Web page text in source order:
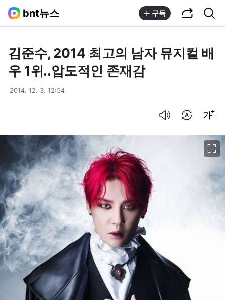
bnt뉴스 구독
김준수, 2014 최고의 남자 뮤지컬 배
우 1위..압도적인 존재감
2014. 12. 3. 12:54